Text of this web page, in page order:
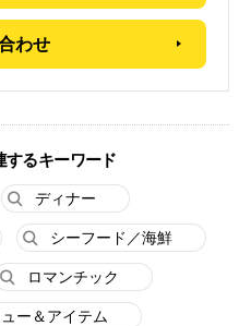
わせ
するキーワード
ディナー
シーフード／海鮮
ロマンチック
ー＆アイテム